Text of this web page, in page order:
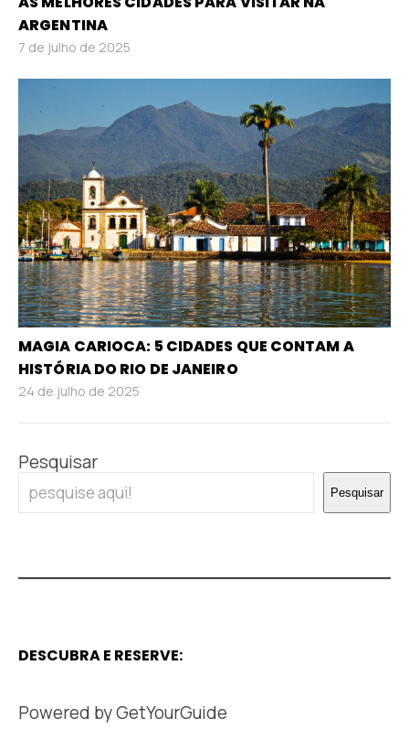
ARGENTINA
7 de julho de 2025
MAGIA CARIOCA: 5 CIDADES QUE CONTAM A
HISTÓRIA DO RIO DE JANEIRO
24 de julho de 2025
Pesquisar
Pesquisar
DESCUBRA E RESERVE:
Powered byGetYourGuide